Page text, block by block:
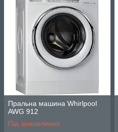
Пральна машина Whirlpool
AWG 912
Під замовлення